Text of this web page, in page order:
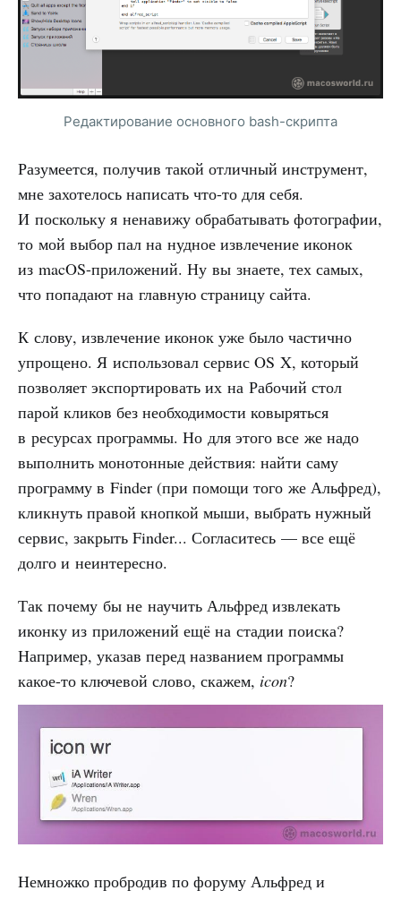
Редактирование основного bash-скрипта
Разумеется, получив такой отличный инструмент,
мне захотелось написать что-то для себя.
И поскольку я ненавижу обрабатывать фотографии,
то мой выбор пал на нудное извлечение иконок
из macOS-приложений. Ну вы знаете, тех самых,
что попадают на главную страницу сайта.
К слову, извлечение иконок уже было частично
упрощено. Я использовал сервис OS X, который
позволяет экспортировать их на Рабочий стол
парой кликов без необходимости ковыряться
в ресурсах программы. Но для этого все же надо
выполнить монотонные действия: найти саму
программу в Finder (при помощи того же Альфред),
кликнуть правой кнопкой мыши, выбрать нужный
сервис, закрыть Finder... Согласитесь — все ещё
долго и неинтересно.
Так почему бы не научить Альфред извлекать
иконку из приложений ещё на стадии поиска?
Например, указав перед названием программы
какое-то ключевой слово, скажем, icon?
Немножко пробродив по форуму Альфред и